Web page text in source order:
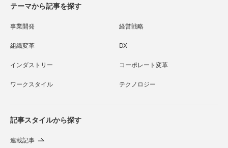
テーマから記事を探す
事業開発 経営戦略
組織変革 DX
インダストリー コーポレート変革
ワークスタイル テクノロジー
記事スタイルから探す
連載記事